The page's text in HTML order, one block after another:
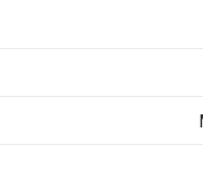
(WEEE).
материала и